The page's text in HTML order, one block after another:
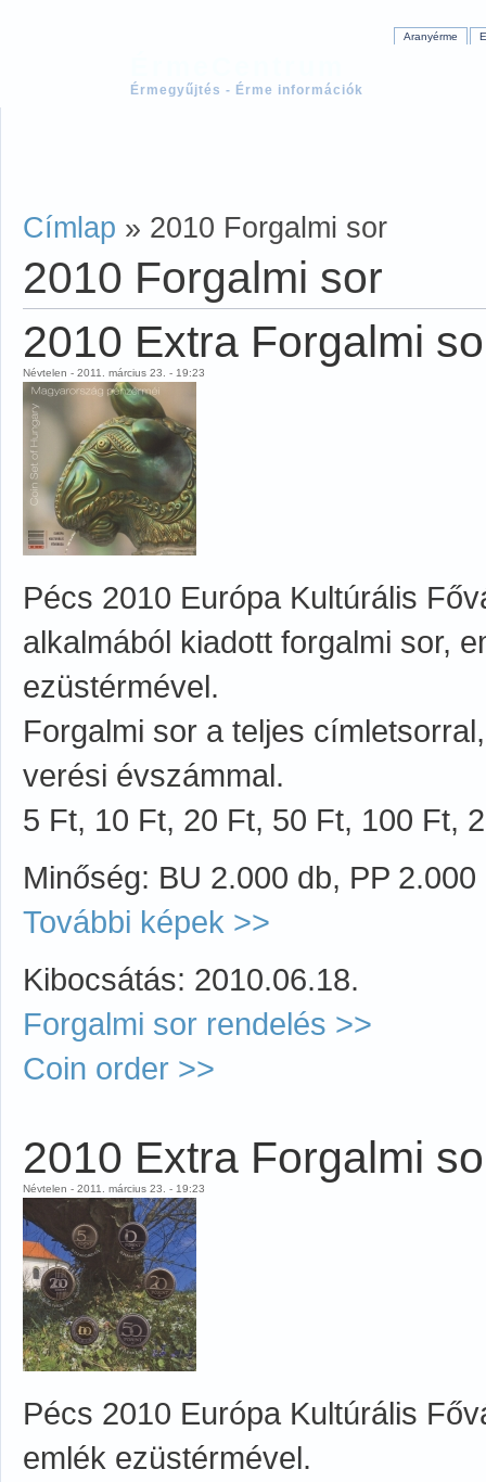
Érmegyűjtés - Érme információk
Aranyérme
Címlap » 2010 Forgalmi sor
2010 Forgalmi sor
2010 Extra Forgalmi
Névtelen - 2011. március 23. - 19:23
Pécs 2010 Európa Kultúrális
alkalmából kiadott forgalmi sor,
ezüstérmével.
Forgalmi sor a teljes
verési évszámmal.
5 Ft, 10 Ft, 20 Ft, 50 Ft, 100 Ft,
Minőség: BU 2.000 db, PP 2.000
További képek >>
Kibocsátás: 2010.06.18.
Forgalmi sor rendelés >>
Coin order >>
2010 Extra Forgalmi
Névtelen - 2011. március 23. - 19:23
Pécs 2010 Európa Kultúrális
emlék ezüstérmével.